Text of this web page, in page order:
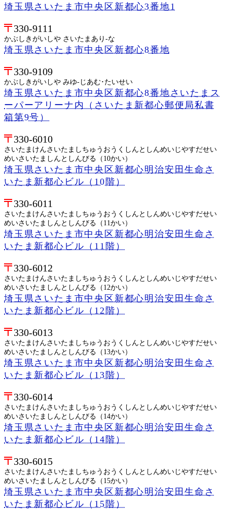
埼玉県さいたま市中央区新都心3番地1
330-9111
かぶしきがいしや さいたまあり-な
埼玉県さいたま市中央区新都心8番地
330-9109
かぶしきがいしや みゆ-じあむ･たいせい
埼玉県さいたま市中央区新都心8番地さいたまス
ーパーアリーナ内（さいたま新都心郵便局私書
箱第9号）
330-6010
さいたまけんさいたましちゅうおうくしんとしんめいじやすだせい
めいさいたましんとしんびる（10かい）
埼玉県さいたま市中央区新都心明治安田生命さ
いたま新都心ビル（10階）
330-6011
さいたまけんさいたましちゅうおうくしんとしんめいじやすだせい
めいさいたましんとしんびる（11かい）
埼玉県さいたま市中央区新都心明治安田生命さ
いたま新都心ビル（11階）
330-6012
さいたまけんさいたましちゅうおうくしんとしんめいじやすだせい
めいさいたましんとしんびる（12かい）
埼玉県さいたま市中央区新都心明治安田生命さ
いたま新都心ビル（12階）
330-6013
さいたまけんさいたましちゅうおうくしんとしんめいじやすだせい
めいさいたましんとしんびる（13かい）
埼玉県さいたま市中央区新都心明治安田生命さ
いたま新都心ビル（13階）
330-6014
さいたまけんさいたましちゅうおうくしんとしんめいじやすだせい
めいさいたましんとしんびる（14かい）
埼玉県さいたま市中央区新都心明治安田生命さ
いたま新都心ビル（14階）
330-6015
さいたまけんさいたましちゅうおうくしんとしんめいじやすだせい
めいさいたましんとしんびる（15かい）
埼玉県さいたま市中央区新都心明治安田生命さ
いたま新都心ビル（15階）